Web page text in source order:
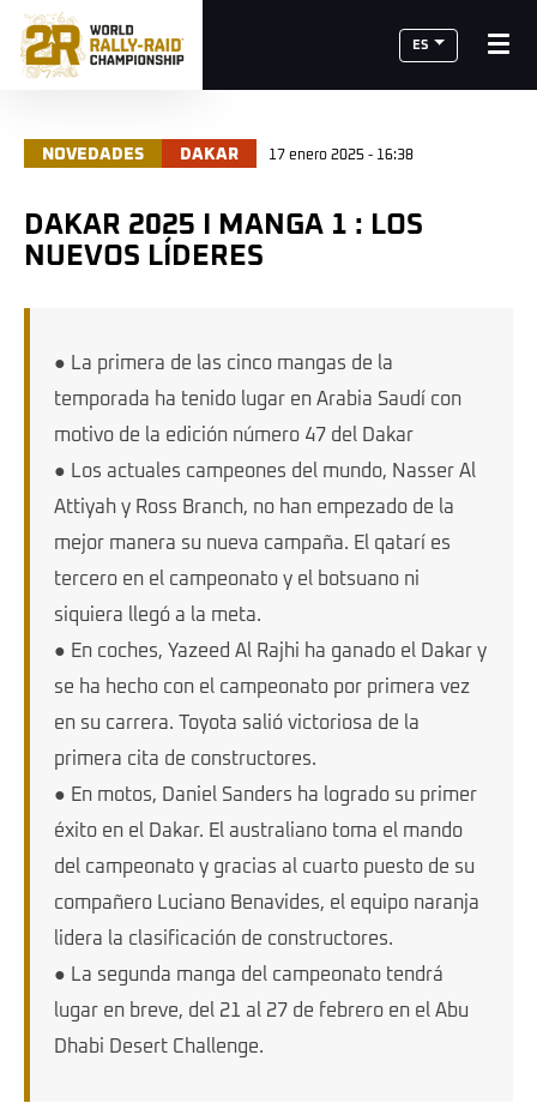
ES
NOVEDADES DAKAR 17 enero 2025 - 16:38
DAKAR 2025 I MANGA 1 : LOS
NUEVOS LÍDERES
● La primera de las cinco mangas de la
temporada ha tenido lugar en Arabia Saudí con
motivo de la edición número 47 del Dakar
● Los actuales campeones del mundo, Nasser Al
Attiyah y Ross Branch, no han empezado de la
mejor manera su nueva campaña. El qatarí es
tercero en el campeonato y el botsuano ni
siquiera llegó a la meta.
● En coches, Yazeed Al Rajhi ha ganado el Dakar y
se ha hecho con el campeonato por primera vez
en su carrera. Toyota salió victoriosa de la
primera cita de constructores.
● En motos, Daniel Sanders ha logrado su primer
éxito en el Dakar. El australiano toma el mando
del campeonato y gracias al cuarto puesto de su
compañero Luciano Benavides, el equipo naranja
lidera la clasificación de constructores.
● La segunda manga del campeonato tendrá
lugar en breve, del 21 al 27 de febrero en el Abu
Dhabi Desert Challenge.